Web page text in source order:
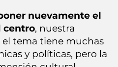
nuevamente el
centro, nuestra
tema tiene muchas
y políticas, pero la